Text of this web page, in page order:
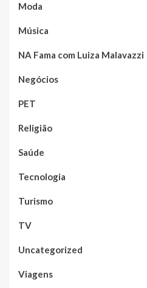
Moda
Música
NA Fama com Luiza Malavazzi
Negócios
PET
Religião
Saúde
Tecnologia
Turismo
TV
Uncategorized
Viagens